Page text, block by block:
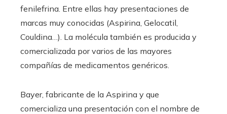
fenilefrina. Entre ellas hay presentaciones de
marcas muy conocidas (Aspirina, Gelocatil,
Couldina…). La molécula también es producida y
comercializada por varios de las mayores
compañías de medicamentos genéricos.
Bayer, fabricante de la Aspirina y que
comercializa una presentación con el nombre de